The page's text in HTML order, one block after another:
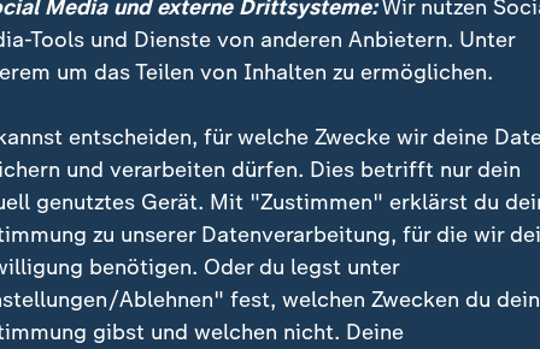
Media und externe Drittsysteme:Wir nutzen
Tools und Dienste von anderen Anbietern. Unter
um das Teilen von Inhalten zu ermöglichen.
entscheiden, für welche Zwecke wir deine
und verarbeiten dürfen. Dies betrifft nur dein
genutztes Gerät. Mit "Zustimmen" erklärst du
zu unserer Datenverarbeitung, für die wir
benötigen. Oder du legst unter
Ablehnen" fest, welchen Zwecken du
gibst und welchen nicht. Deine